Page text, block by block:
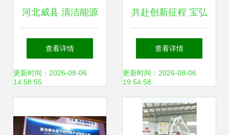
河北威县 清洁能源
产品迎产销旺季，
新兴产业赋能绿色
查看详情
更新时间：2026-08-06
14:58:55
共赴创新征程 宝弘
科技邀您出席第三
届高比能固态电池
关键材料技术大会
查看详情
更新时间：2026-08-06
19:54:58